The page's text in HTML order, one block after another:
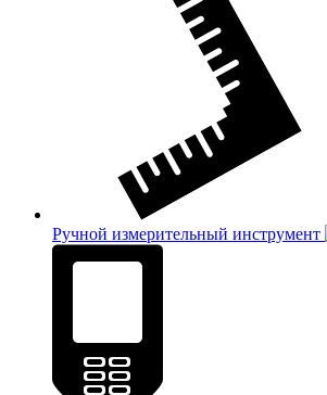
Ручной измерительный инструмент